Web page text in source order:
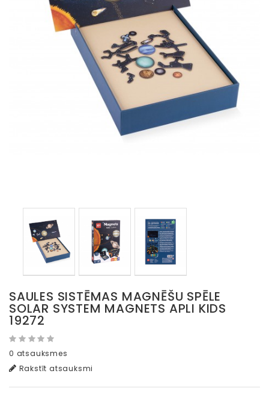
SAULES SISTĒMAS MAGNĒŠU SPĒLE
SOLAR SYSTEM MAGNETS APLI KIDS
19272
0 atsauksmes
Rakstīt atsauksmi